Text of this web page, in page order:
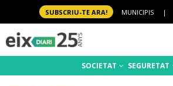
SUBSCRIU-TE ARA! MUNICIPIS |
SOCIETAT SEGURETAT